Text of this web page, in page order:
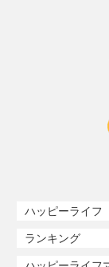
ハッピーライフ
ランキング